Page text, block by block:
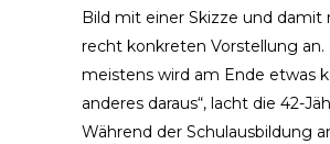
Bild mit einer Skizze und damit
recht konkreten Vorstellung an.
meistens wird am Ende etwas
anderes daraus“, lacht die 42-
Während der Schulausbildung